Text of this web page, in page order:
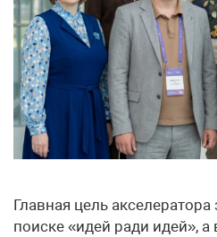
Главная цель
поиске «идей ради идей», а